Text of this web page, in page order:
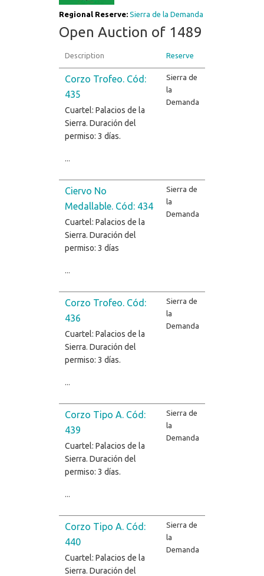
Regional Reserve: Sierra de la Demanda
Open Auction of 1489
Description Reserve
Corzo Trofeo. Cód:
435
Cuartel: Palacios de la
Sierra. Duración del
permiso: 3 días.
Sierra de
la
Demanda
Ciervo No
Medallable. Cód: 434
Cuartel: Palacios de la
Sierra. Duración del
permiso: 3 días
Sierra de
la
Demanda
Corzo Trofeo. Cód:
436
Cuartel: Palacios de la
Sierra. Duración del
permiso: 3 días.
Sierra de
la
Demanda
Corzo Tipo A. Cód:
439
Cuartel: Palacios de la
Sierra. Duración del
permiso: 3 días.
Sierra de
la
Demanda
Corzo Tipo A. Cód:
440
Cuartel: Palacios de la
Sierra. Duración del
Sierra de
la
Demanda